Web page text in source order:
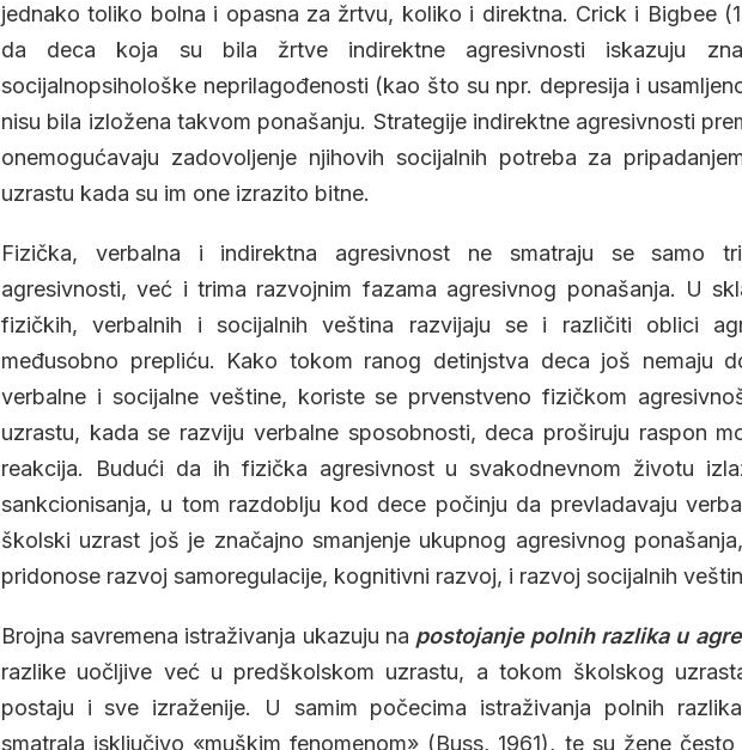
jednako toliko bolna i opasna za žrtvu, koliko i direktna. Crick i Bigbee
da deca koja su bila žrtve indirektne agresivnosti iskazuju
socijalnopsihološke neprilagođenosti (kao što su npr. depresija i
nisu bila izložena takvom ponašanju. Strategije indirektne agresivnosti
onemogućavaju zadovoljenje njihovih socijalnih potreba za
uzrastu kada su im one izrazito bitne.
Fizička, verbalna i indirektna agresivnost ne smatraju se samo
agresivnosti, već i trima razvojnim fazama agresivnog ponašanja. U
fizičkih, verbalnih i socijalnih veština razvijaju se i različiti oblici
međusobno prepliću. Kako tokom ranog detinjstva deca još nemaju
verbalne i socijalne veštine, koriste se prvenstveno fizičkom
uzrastu, kada se razviju verbalne sposobnosti, deca proširuju raspon
reakcija. Budući da ih fizička agresivnost u svakodnevnom životu
sankcionisanja, u tom razdoblju kod dece počinju da prevladavaju
školski uzrast još je značajno smanjenje ukupnog agresivnog
pridonose razvoj samoregulacije, kognitivni razvoj, i razvoj socijalnih
Brojna savremena istraživanja ukazuju na postojanje polnih razlika u
razlike uočljive već u predškolskom uzrastu, a tokom školskog
postaju i sve izraženije. U samim počecima istraživanja polnih
smatrala isključivo «muškim fenomenom» (Buss, 1961), te su žene